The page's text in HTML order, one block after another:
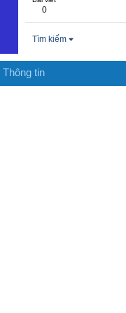
0
Tìm kiếm
Thông tin